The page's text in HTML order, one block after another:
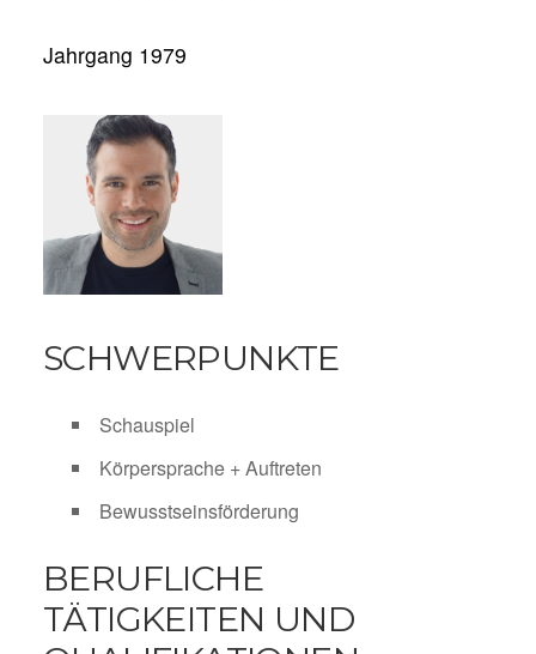
Jahrgang 1979
SCHWERPUNKTE
Schauspiel
Körpersprache + Auftreten
Bewusstseinsförderung
BERUFLICHE
TÄTIGKEITEN UND